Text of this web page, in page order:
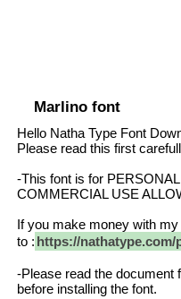
Marlino font
Hello Natha Type Font
Please read this first
-This font is for
COMMERCIAL USE
If you make money with
to : https://
-Please read the document
before installing the font.